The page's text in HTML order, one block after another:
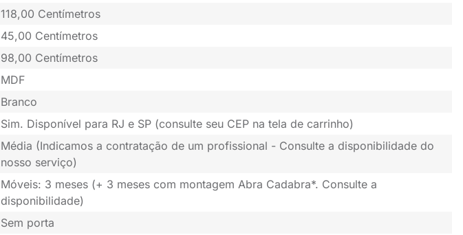
118,00 Centímetros
45,00 Centímetros
98,00 Centímetros
MDF
Branco
Sim. Disponível para RJ e SP (consulte seu CEP na tela de carrinho)
Média (Indicamos a contratação de um profissional - Consulte a disponibilidade do
nosso serviço)
Móveis: 3 meses (+ 3 meses com montagem Abra Cadabra*. Consulte a
disponibilidade)
Sem porta